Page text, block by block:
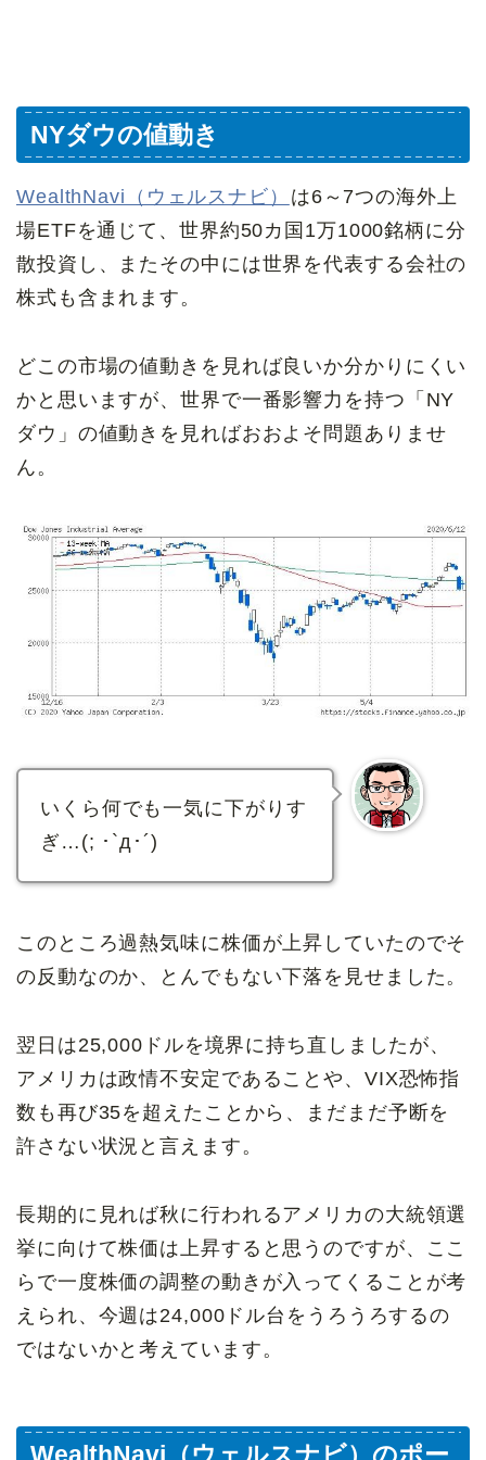
NYダウの値動き
WealthNavi（ウェルスナビ）
は6～7つの海外上
場ETFを通じて、世界約50カ国1万1000銘柄に分
散投資し、またその中には世界を代表する会社の
株式も含まれます。
どこの市場の値動きを見れば良いか分かりにくい
かと思いますが、世界で一番影響力を持つ「NY
ダウ」の値動きを見ればおおよそ問題ありませ
ん。
いくら何でも一気に下がりす
ぎ…(; ･`д･´)
このところ過熱気味に株価が上昇していたのでそ
の反動なのか、とんでもない下落を見せました。
翌日は25,000ドルを境界に持ち直しましたが、
アメリカは政情不安定であることや、VIX恐怖指
数も再び35を超えたことから、まだまだ予断を
許さない状況と言えます。
長期的に見れば秋に行われるアメリカの大統領選
挙に向けて株価は上昇すると思うのですが、ここ
らで一度株価の調整の動きが入ってくることが考
えられ、今週は24,000ドル台をうろうろするの
ではないかと考えています。
WealthNavi（ウェルスナビ）のポー